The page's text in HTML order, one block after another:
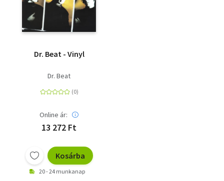
Történelem
Vallás
Dr. Beat - Vinyl
Dr. Beat
Online ár:
13 272 Ft
Kosárba
20 - 24 munkanap